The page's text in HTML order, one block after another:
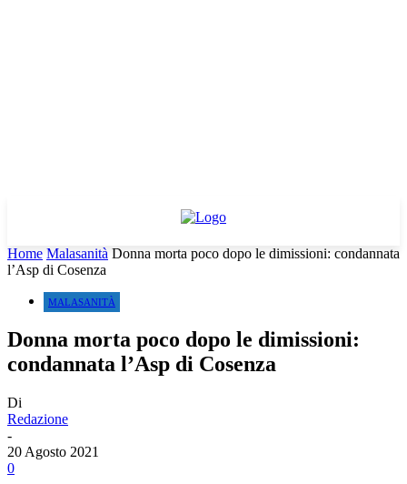
Home Malasanità Donna morta poco dopo le dimissioni: condannata
l’Asp di Cosenza
MALASANITÀ
Donna morta poco dopo le dimissioni:
condannata l’Asp di Cosenza
Di
Redazione
-
20 Agosto 2021
0